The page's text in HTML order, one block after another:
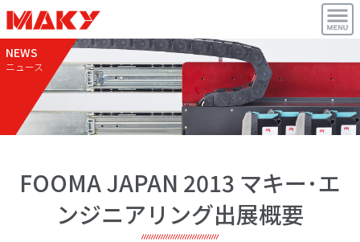
NEWS
ニュース
FOOMA JAPAN 2013 マキー･エ
ンジニアリング出展概要